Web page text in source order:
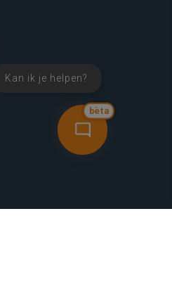
bèta
Kan ik je helpen?